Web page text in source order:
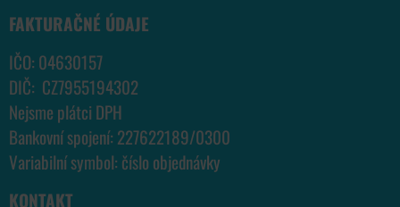
FAKTURAČNÉ ÚDAJE
IČO: 04630157
DIČ: CZ7955194302
Nejsme plátci DPH
Bankovní spojení: 227622189/0300
Variabilní symbol: číslo objednávky
KONTAKT